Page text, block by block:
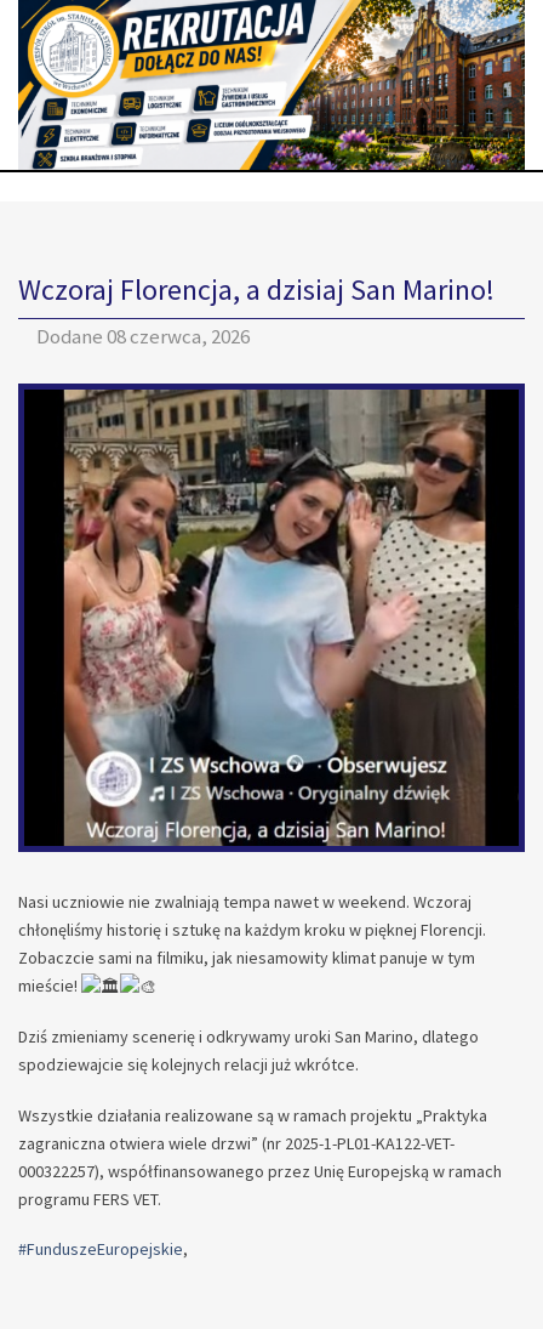
Wczoraj Florencja, a dzisiaj San Marino!
Dodane08 czerwca, 2026
Nasi uczniowie nie zwalniają tempa nawet w weekend. Wczoraj
chłonęliśmy historię i sztukę na każdym kroku w pięknej Florencji.
Zobaczcie sami na filmiku, jak niesamowity klimat panuje w tym
mieście!
Dziś zmieniamy scenerię i odkrywamy uroki San Marino, dlatego
spodziewajcie się kolejnych relacji już wkrótce.
Wszystkie działania realizowane są w ramach projektu „Praktyka
zagraniczna otwiera wiele drzwi” (nr 2025-1-PL01-KA122-VET-
000322257), współfinansowanego przez Unię Europejską w ramach
programu FERS VET.
#FunduszeEuropejskie,